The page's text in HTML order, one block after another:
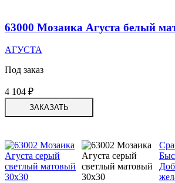
63000 Мозаика Агуста белый
АГУСТА
Под заказ
4 104 ₽
ЗАКАЗАТЬ